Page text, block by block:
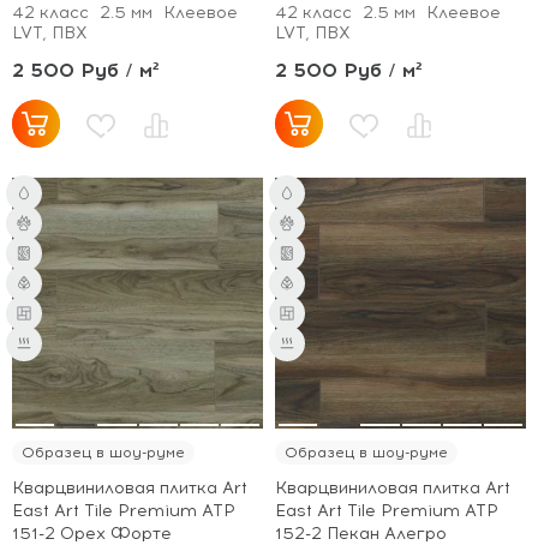
42 класс
2.5 мм
Клеевое
LVT, ПВХ
2 500 Руб / м²
42 класс
2.5 мм
Клеевое
LVT, ПВХ
2 500 Руб / м²
Образец в шоу-руме
Кварцвиниловая плитка Art
East Art Tile Premium ATP
151-2 Орех Форте
Образец в шоу-руме
Кварцвиниловая плитка Art
East Art Tile Premium ATP
152-2 Пекан Алегро